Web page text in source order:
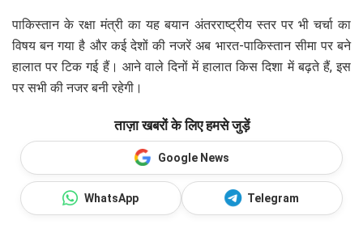
पाकिस्तान के रक्षा मंत्री का यह बयान अंतरराष्ट्रीय स्तर पर भी चर्चा का
विषय बन गया है और कई देशों की नजरें अब भारत-पाकिस्तान सीमा पर बने
हालात पर टिक गई हैं। आने वाले दिनों में हालात किस दिशा में बढ़ते हैं, इस
पर सभी की नजर बनी रहेगी।
ताज़ा खबरों के लिए हमसे जुड़ें
Google News
WhatsApp Telegram